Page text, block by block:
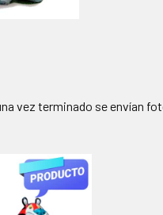
vez terminado se envían